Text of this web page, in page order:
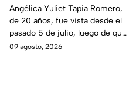
desaparecer por una
entrevista de trabajo en
Edomex
Angélica Yuliet Tapia Romero,
de 20 años, fue vista desde el
pasado 5 de julio, luego de que
presuntamente recibiera una
09 agosto, 2026